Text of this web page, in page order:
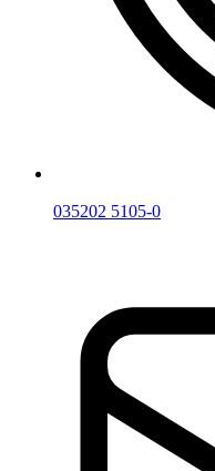
035202 5105-0